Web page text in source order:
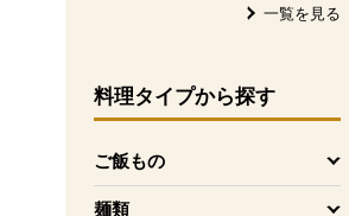
一覧を見る
料理タイプから探す
ご飯もの
を開く
麺類